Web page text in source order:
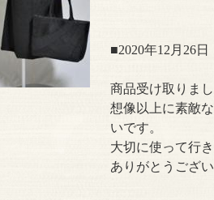
■2020年12月26日
商品受け取りまし
想像以上に素敵
いです。
大切に使って行き
ありがとうござ